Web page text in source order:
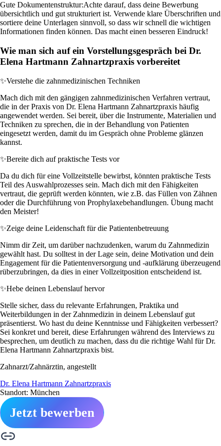
Gute Dokumentenstruktur:Achte darauf, dass deine Bewerbung
übersichtlich und gut strukturiert ist. Verwende klare Überschriften und
sortiere deine Unterlagen sinnvoll, so dass wir schnell die wichtigen
Informationen finden können. Das macht einen besseren Eindruck!
Wie man sich auf ein Vorstellungsgespräch bei Dr.
Elena Hartmann Zahnartzpraxis vorbereitet
✨Verstehe die zahnmedizinischen Techniken
Mach dich mit den gängigen zahnmedizinischen Verfahren vertraut,
die in der Praxis von Dr. Elena Hartmann Zahnartzpraxis häufig
angewendet werden. Sei bereit, über die Instrumente, Materialien und
Techniken zu sprechen, die in der Behandlung von Patienten
eingesetzt werden, damit du im Gespräch ohne Probleme glänzen
kannst.
✨Bereite dich auf praktische Tests vor
Da du dich für eine Vollzeitstelle bewirbst, könnten praktische Tests
Teil des Auswahlprozesses sein. Mach dich mit den Fähigkeiten
vertraut, die geprüft werden könnten, wie z.B. das Füllen von Zähnen
oder die Durchführung von Prophylaxebehandlungen. Übung macht
den Meister!
✨Zeige deine Leidenschaft für die Patientenbetreuung
Nimm dir Zeit, um darüber nachzudenken, warum du Zahnmedizin
gewählt hast. Du solltest in der Lage sein, deine Motivation und dein
Engagement für die Patientenversorgung und -aufklärung überzeugend
rüberzubringen, da dies in einer Vollzeitposition entscheidend ist.
✨Hebe deinen Lebenslauf hervor
Stelle sicher, dass du relevante Erfahrungen, Praktika und
Weiterbildungen in der Zahnmedizin in deinem Lebenslauf gut
präsentierst. Wo hast du deine Kenntnisse und Fähigkeiten verbessert?
Sei konkret und bereit, diese Erfahrungen während des Interviews zu
besprechen, um deutlich zu machen, dass du die richtige Wahl für Dr.
Elena Hartmann Zahnartzpraxis bist.
Zahnarzt/Zahnärztin, angestellt
Dr. Elena Hartmann Zahnartzpraxis
Standort: München
Jetzt bewerben